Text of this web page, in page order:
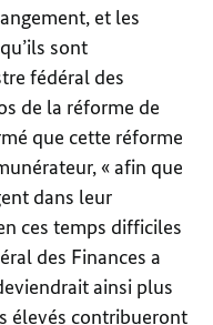
et les
sont
fédéral des
de la réforme de
que cette réforme
« afin que
dans leur
ces temps difficiles
des Finances a
ainsi plus
élevés contribueront